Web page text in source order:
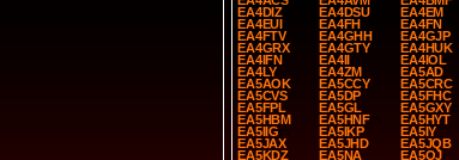
EA4DIZ
EA4DSU
EA4EM
EA4EUI
EA4FH
EA4FN
EA4FTV
EA4GHH
EA4GJP
EA4GRX
EA4GTY
EA4HUK
EA4IFN
EA4II
EA4IOL
EA4LY
EA4ZM
EA5AD
EA5AOK
EA5CCY
EA5CRC
EA5CVS
EA5DP
EA5FHC
EA5FPL
EA5GL
EA5GXY
EA5HBM
EA5HNF
EA5HYT
EA5IIG
EA5IKP
EA5IY
EA5JAX
EA5JHD
EA5JQB
EA5KDZ
EA5NA
EA5OJ